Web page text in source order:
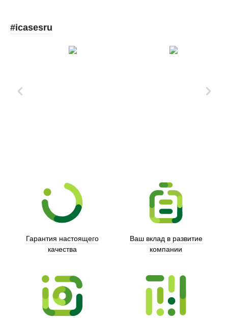
#icasesru
Гарантия настоящего
качества
Ваш вклад в развитие
компании